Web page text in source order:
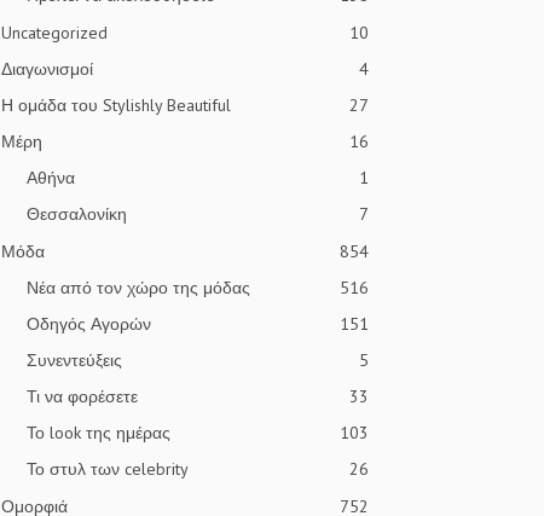
Uncategorized
10
Διαγωνισμοί
4
Η ομάδα του Stylishly Beautiful
27
Μέρη
16
Αθήνα
1
Θεσσαλονίκη
7
Μόδα
854
Νέα από τον χώρο της μόδας
516
Οδηγός Αγορών
151
Συνεντεύξεις
5
Τι να φορέσετε
33
Το look της ημέρας
103
Το στυλ των celebrity
26
Ομορφιά
752